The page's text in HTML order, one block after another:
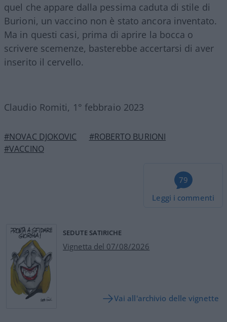
quel che appare dalla pessima caduta di stile di
Burioni, un vaccino non è stato ancora inventato.
Ma in questi casi, prima di aprire la bocca o
scrivere scemenze, basterebbe accertarsi di aver
inserito il cervello.
Claudio Romiti, 1° febbraio 2023
#NOVAC DJOKOVIC
#ROBERTO BURIONI
#VACCINO
79
Leggi i commenti
SEDUTE SATIRICHE
Vignetta del 07/08/2026
Vai all'archivio delle vignette